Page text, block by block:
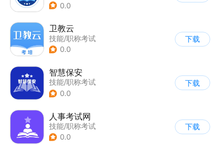
0.0
卫教云
技能/职称考试
0.0
下载
智慧保安
技能/职称考试
0.0
下载
人事考试网
技能/职称考试
0.0
下载